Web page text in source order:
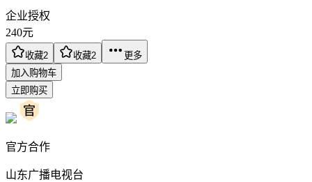
企业授权
240元
收藏2 收藏2
更多
加入购物车
立即购买
官方合作
山东广播电视台